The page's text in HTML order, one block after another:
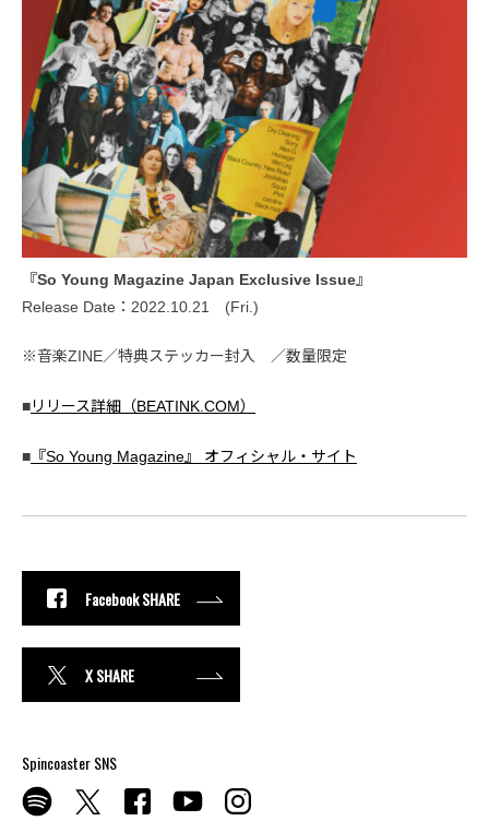
『So Young Magazine Japan Exclusive Issue』
Release Date：2022.10.21 (Fri.)
※音楽ZINE／特典ステッカー封入 ／数量限定
■リリース詳細（BEATINK.COM）
■ 『So Young Magazine』 オフィシャル・サイト
Facebook SHARE
X SHARE
Spincoaster SNS